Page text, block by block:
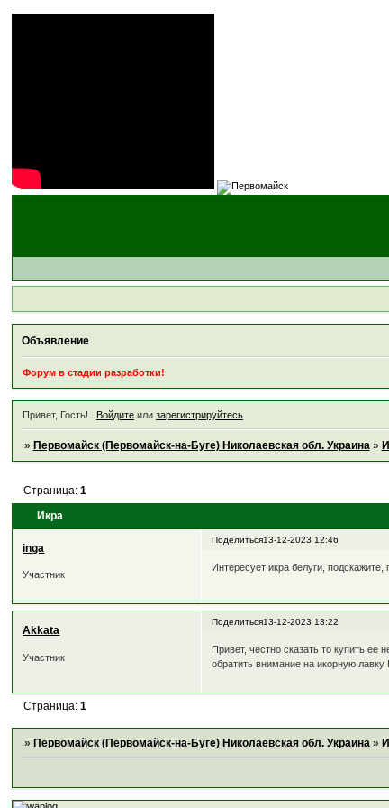
Объявление
Форум в стадии разработки!
Привет, Гость! Войдитеили зарегистрируйтесь.
» Первомайск (Первомайск-на-Буге) Николаевская обл. Украина »
Икра
Страница: 1
Поделиться13-12-2023 12:46
inga
Участник
Интересует икра белуги,
Поделиться13-12-2023 13:22
Akkata
Участник
Привет, честно сказать то купить ее
обратить внимание на икорную
Страница: 1
» Первомайск (Первомайск-на-Буге) Николаевская обл. Украина »